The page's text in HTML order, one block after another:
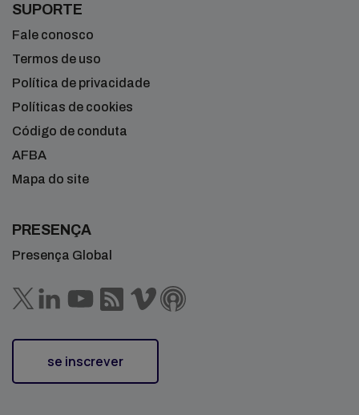
SUPORTE
Fale conosco
Termos de uso
Política de privacidade
Políticas de cookies
Código de conduta
AFBA
Mapa do site
PRESENÇA
Presença Global
se inscrever